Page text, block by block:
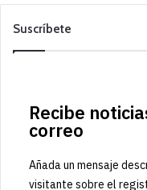
Suscríbete
Recibe
correo
Añada un mensaje
visitante sobre el